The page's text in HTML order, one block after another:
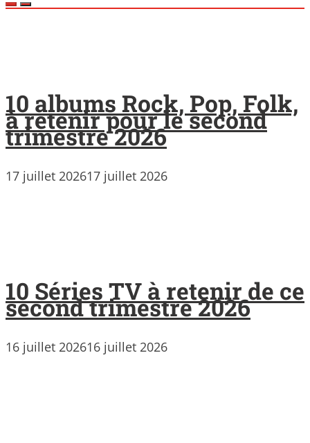
10 albums Rock, Pop, Folk,
à retenir pour le second
trimestre 2026
17 juillet 202617 juillet 2026
10 Séries TV à retenir de ce
second trimestre 2026
16 juillet 202616 juillet 2026